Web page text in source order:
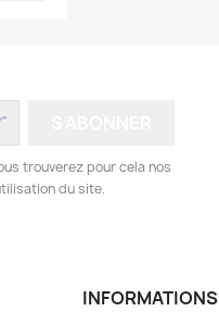
trouverez pour cela nos
du site.
INFORMATIONS